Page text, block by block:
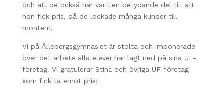
och att de också har varit en betydande del till att
hon fick pris, då de lockade många kunder till
montern.
Vi på Ållebergsgymnasiet är stolta och imponerade
över det arbete alla elever har lagt ned på sina UF-
företag. Vi gratulerar Stina och övriga UF-företag
som fick ta emot pris: